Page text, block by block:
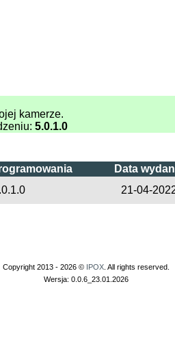
kamerze.
5.0.1.0
Data
21-04-
Copyright 2013 - 2026 © IPOX . All rights reserved.
Wersja: 0.0.6_23.01.2026